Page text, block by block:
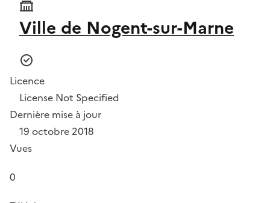
Ville de Nogent-sur-Marne
Licence
License Not Specified
Dernière mise à jour
19 octobre 2018
Vues
0